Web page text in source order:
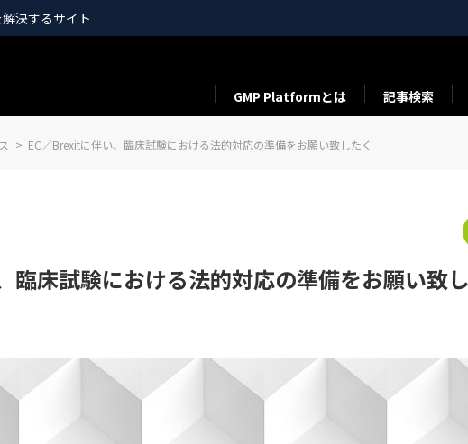
決するサイト
GMP Platformとは 記事検索
EC／Brexitに伴い、臨床試験における法的対応の準備をお願い致したく
臨床試験における法的対応の準備をお願い致